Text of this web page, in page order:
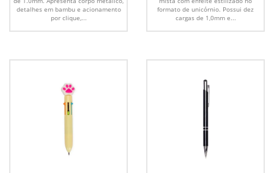
detalhes em bambu e acionamento
por clique,...
formato de unicórnio. Possui dez
cargas de 1,0mm e...